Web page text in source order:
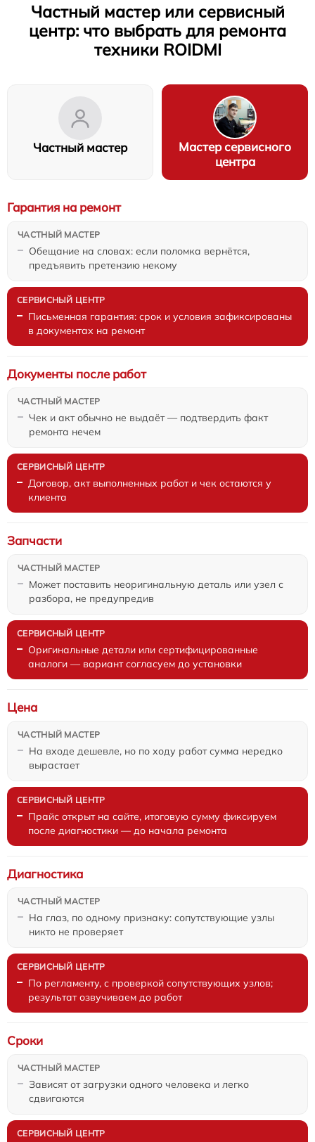
Частный мастер или сервисный
центр: что выбрать для ремонта
техники ROIDMI
Частный мастер
Мастер сервисного
центра
Обещание на словах: если поломка вернётся,
предъявить претензию некому
Гарантия на ремонт
Письменная гарантия: срок и условия зафиксированы
в документах на ремонт
Чек и акт обычно не выдаёт — подтвердить факт
ремонта нечем
Документы после работ
Договор, акт выполненных работ и чек остаются у
клиента
Может поставить неоригинальную деталь или узел с
разбора, не предупредив
Запчасти
Оригинальные детали или сертифицированные
аналоги — вариант согласуем до установки
На входе дешевле, но по ходу работ сумма нередко
вырастает
Цена
Прайс открыт на сайте, итоговую сумму фиксируем
после диагностики — до начала ремонта
На глаз, по одному признаку: сопутствующие узлы
никто не проверяет
Диагностика
По регламенту, с проверкой сопутствующих узлов;
результат озвучиваем до работ
Зависят от загрузки одного человека и легко
сдвигаются
Сроки